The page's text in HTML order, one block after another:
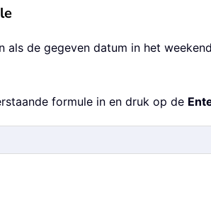
de gegeven datum in het
formule in en druk op de